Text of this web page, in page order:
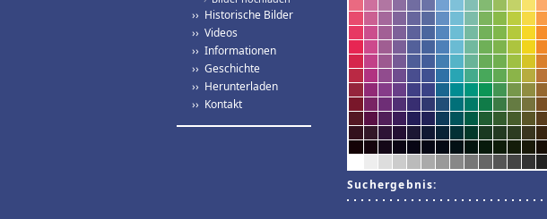
›› Historische Bilder
›› Videos
›› Informationen
›› Geschichte
›› Herunterladen
›› Kontakt
Suchergebnis: